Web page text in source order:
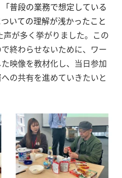
普段の業務で想定している
いての理解が浅かったこと
声が多く挙がりました。この
終わらせないために、ワー
映像を教材化し、当日参加
の共有を進めていきたいと